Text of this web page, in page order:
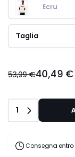
Ecru
Taglia
€
25%
sconto
applicato.
53,99 €40,49 €
Quantità
1
Consegna